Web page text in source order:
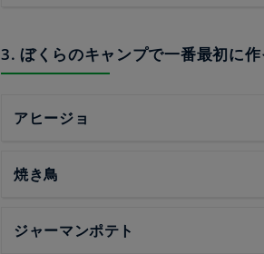
3. ぼくらのキャンプで一番最初に
アヒージョ
焼き鳥
ジャーマンポテト